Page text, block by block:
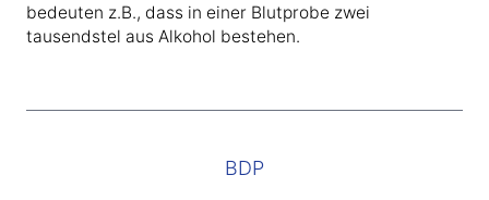
bedeuten z.B., dass in einer Blutprobe zwei
tausendstel aus Alkohol bestehen.
BDP